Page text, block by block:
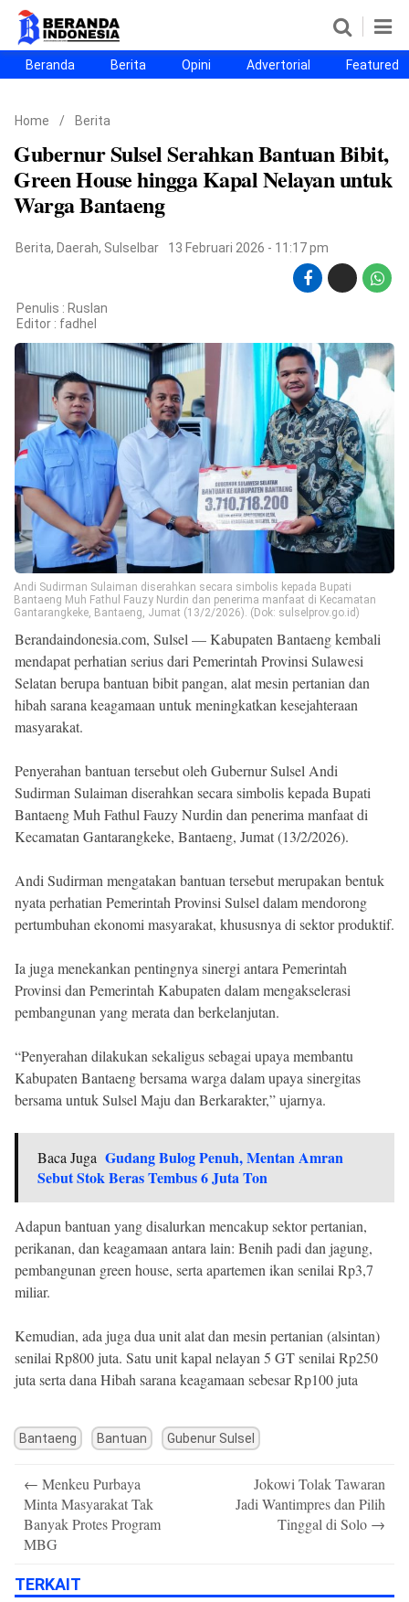
Beranda
Berita
Opini
Advertorial
Featured
Beranda25
SEGMEN
Nusantara
Jabodetabek
Sulselbar
Kota Makassar
Copyright
Beranda
Indonesia
.
All
Right
Reserved
Beranda Berita Opini Advertorial Featured
Home / Berita
Gubernur Sulsel Serahkan Bantuan Bibit,
Green House hingga Kapal Nelayan untuk
Warga Bantaeng
Berita, Daerah, Sulselbar 13 Februari 2026 - 11:17 pm
Penulis : Ruslan
Editor : fadhel
Andi Sudirman Sulaiman diserahkan secara simbolis kepada Bupati
Bantaeng Muh Fathul Fauzy Nurdin dan penerima manfaat di Kecamatan
Gantarangkeke, Bantaeng, Jumat (13/2/2026). (Dok: sulselprov.go.id)
Berandaindonesia.com, Sulsel — Kabupaten Bantaeng kembali
mendapat perhatian serius dari Pemerintah Provinsi Sulawesi
Selatan berupa bantuan bibit pangan, alat mesin pertanian dan
hibah sarana keagamaan untuk meningkatkan kesejahteraan
masyarakat.
Penyerahan bantuan tersebut oleh Gubernur Sulsel Andi
Sudirman Sulaiman diserahkan secara simbolis kepada Bupati
Bantaeng Muh Fathul Fauzy Nurdin dan penerima manfaat di
Kecamatan Gantarangkeke, Bantaeng, Jumat (13/2/2026).
Andi Sudirman mengatakan bantuan tersebut merupakan bentuk
nyata perhatian Pemerintah Provinsi Sulsel dalam mendorong
pertumbuhan ekonomi masyarakat, khususnya di sektor produktif.
Ia juga menekankan pentingnya sinergi antara Pemerintah
Provinsi dan Pemerintah Kabupaten dalam mengakselerasi
pembangunan yang merata dan berkelanjutan.
“Penyerahan dilakukan sekaligus sebagai upaya membantu
Kabupaten Bantaeng bersama warga dalam upaya sinergitas
bersama untuk Sulsel Maju dan Berkarakter,” ujarnya.
Baca Juga Gudang Bulog Penuh, Mentan Amran
Sebut Stok Beras Tembus 6 Juta Ton
Adapun bantuan yang disalurkan mencakup sektor pertanian,
perikanan, dan keagamaan antara lain: Benih padi dan jagung,
pembangunan green house, serta apartemen ikan senilai Rp3,7
miliar.
Kemudian, ada juga dua unit alat dan mesin pertanian (alsintan)
senilai Rp800 juta. Satu unit kapal nelayan 5 GT senilai Rp250
juta serta dana Hibah sarana keagamaan sebesar Rp100 juta
Bantaeng Bantuan Gubenur Sulsel
navigation
← Menkeu Purbaya
Minta Masyarakat Tak
Banyak Protes Program
MBG
Jokowi Tolak Tawaran
Jadi Wantimpres dan Pilih
Tinggal di Solo →
TERKAIT